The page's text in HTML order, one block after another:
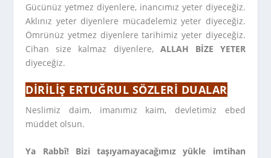
Gücünüz yetmez diyenlere, inancımız yeter diyeceğiz.
Aklınız yeter diyenlere mücadelemiz yeter diyeceğiz.
Ömrünüz yetmez diyenlere tarihimiz yeter diyeceğiz.
Cihan size kalmaz diyenlere, ALLAH BİZE YETER
diyeceğiz.
DIRILIŞ ERTUĞRUL SÖZLERI DUALAR
Neslimiz daim, imanımız kaim, devletimiz ebed
müddet olsun.
Ya Rabbî! Bizi taşıyamayacağımız yükle imtihan